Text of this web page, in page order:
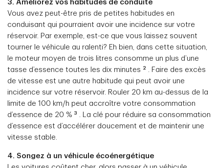
3. Améliorez vos habitudes de conduite
Vous avez peut-être pris de petites habitudes en
conduisant qui pourraient avoir une incidence sur votre
réservoir. Par exemple, est-ce que vous laissez souvent
tourner le véhicule au ralenti? Eh bien, dans cette situation,
le moteur moyen de trois litres consomme un plus d’une
tasse d’essence toutes les dix minutes 2 . Faire des excès
de vitesse est une autre habitude qui peut avoir une
incidence sur votre réservoir. Rouler 20 km au-dessus de la
limite de 100 km/h peut accroître votre consommation
d’essence de 20 % 3 . La clé pour réduire sa consommation
d’essence est d’accélérer doucement et de maintenir une
vitesse stable.
4. Songez à un véhicule écoénergétique